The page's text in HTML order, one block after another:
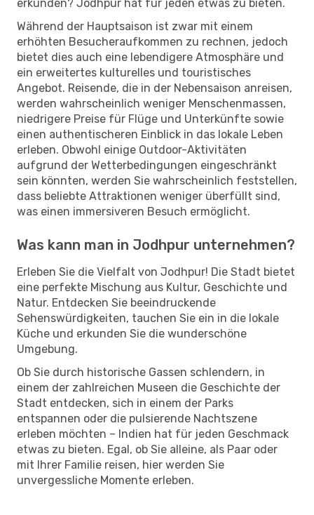
erkunden? Jodhpur hat für jeden etwas zu bieten.
Während der Hauptsaison ist zwar mit einem
erhöhten Besucheraufkommen zu rechnen, jedoch
bietet dies auch eine lebendigere Atmosphäre und
ein erweitertes kulturelles und touristisches
Angebot. Reisende, die in der Nebensaison anreisen,
werden wahrscheinlich weniger Menschenmassen,
niedrigere Preise für Flüge und Unterkünfte sowie
einen authentischeren Einblick in das lokale Leben
erleben. Obwohl einige Outdoor-Aktivitäten
aufgrund der Wetterbedingungen eingeschränkt
sein könnten, werden Sie wahrscheinlich feststellen,
dass beliebte Attraktionen weniger überfüllt sind,
was einen immersiveren Besuch ermöglicht.
Was kann man in Jodhpur unternehmen?
Erleben Sie die Vielfalt von Jodhpur! Die Stadt bietet
eine perfekte Mischung aus Kultur, Geschichte und
Natur. Entdecken Sie beeindruckende
Sehenswürdigkeiten, tauchen Sie ein in die lokale
Küche und erkunden Sie die wunderschöne
Umgebung.
Ob Sie durch historische Gassen schlendern, in
einem der zahlreichen Museen die Geschichte der
Stadt entdecken, sich in einem der Parks
entspannen oder die pulsierende Nachtszene
erleben möchten – Indien hat für jeden Geschmack
etwas zu bieten. Egal, ob Sie alleine, als Paar oder
mit Ihrer Familie reisen, hier werden Sie
unvergessliche Momente erleben.